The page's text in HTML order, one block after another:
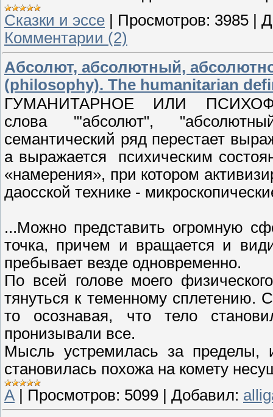
Сказки и эссе
Просмотров: 3985
Комментарии (2)
Абсолют, абсолютный,
(philosophy). The humanitarian
ГУМАНИТАРНОЕ ИЛИ
слова "'абсолют",
семантический ряд перестает
а выражается психическим
«намерения», при котором
даосской технике -
...Можно представить огромную
точка, причем и вращается и
пребывает везде одновременно.
По всей голове моего
тянуться к теменному сплетению.
то осознавая, что тело
пронизывали все.
Мысль устремилась за пределы,
становилась похожа на комету
А
Просмотров: 5099 Добавил: